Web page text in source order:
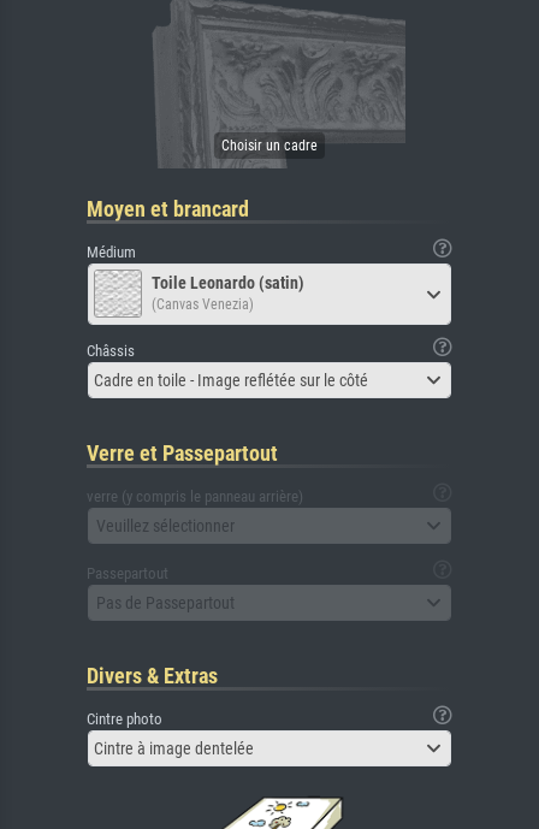
Moyen et brancard
Médium
Toile Leonardo (satin)
(Canvas Venezia)
Châssis
Cadre en toile - Image reflétée sur le côté
Verre et Passepartout
verre (y compris le panneau arrière)
Veuillez sélectionner
Passepartout
Pas de Passepartout
Divers & Extras
Cintre photo
Cintre à image dentelée